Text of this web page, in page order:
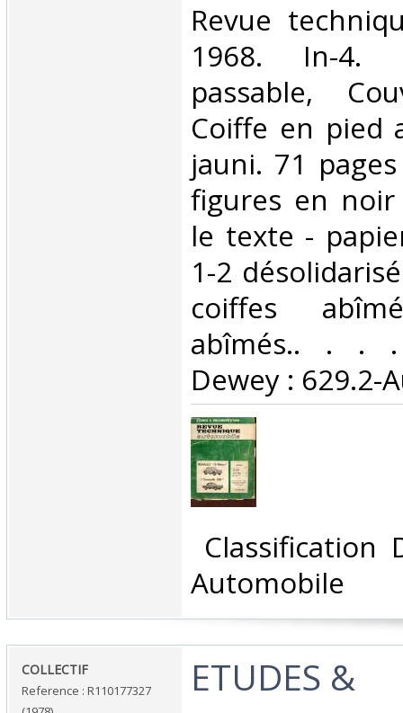
‎Revue
1968. In-4.
passable,
Coiffe en pied
jauni. 71
figures en
le texte -
1-2
coiffes
abîmés.. . . .
Dewey : 629.2-
Classification
Automobile‎
‎COLLECTIF‎
Reference : R110177327
‎ETUDES &